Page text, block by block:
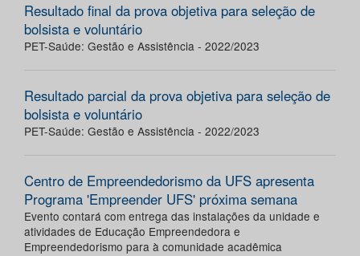
Resultado final da prova objetiva para seleção de
bolsista e voluntário
PET-Saúde: Gestão e Assistência - 2022/2023
Resultado parcial da prova objetiva para seleção de
bolsista e voluntário
PET-Saúde: Gestão e Assistência - 2022/2023
Centro de Empreendedorismo da UFS apresenta
Programa 'Empreender UFS' próxima semana
Evento contará com entrega das instalações da unidade e
atividades de Educação Empreendedora e
Empreendedorismo para à comunidade acadêmica